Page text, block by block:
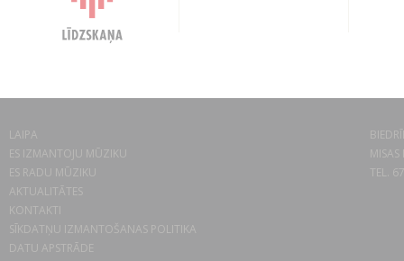
LAIPA
ES IZMANTOJU MŪZIKU
ES RADU MŪZIKU
AKTUALITĀTES
KONTAKTI
SĪKDATŅU IZMANTOŠANAS POLITIKA
DATU APSTRĀDE
TEL.